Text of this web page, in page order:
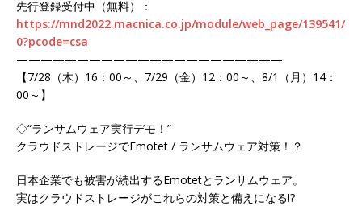
先行登録受付中（無料）：
https://mnd2022.macnica.co.jp/module/web_page/139541/
0?pcode=csa
——————————————————————
【7/28（木）16：00～、7/29（金）12：00～、8/1（月）14：
00～】
◇“ランサムウェア実行デモ！”
クラウドストレージでEmotet / ランサムウェア対策！？
日本企業でも被害が続出するEmotetとランサムウェア。
実はクラウドストレージがこれらの対策と備えになる!?